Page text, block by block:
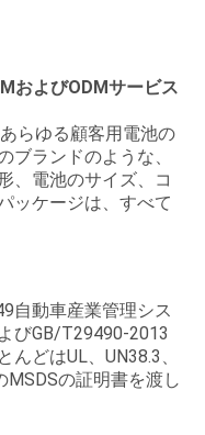
およびODMサービス
らゆる顧客用電池の
ブランドのような、
、電池のサイズ、コ
ッケージは、すべて
自動車産業管理シス
びGB/T29490-2013
どはUL、UN38.3、
MSDSの証明書を渡し